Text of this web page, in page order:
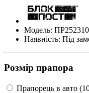
Модель:
Наявність: Під
Розмір прапора
Прапорець в авто